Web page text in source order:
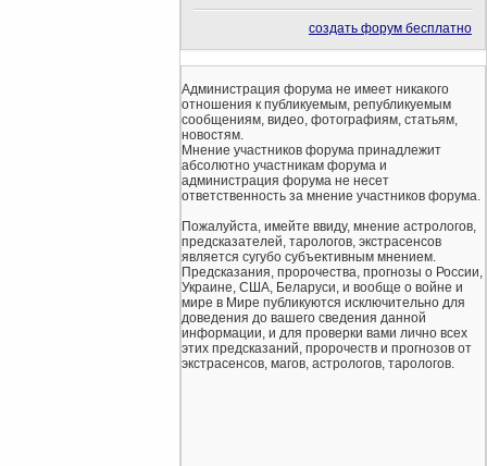
создать форум бесплатно
Администрация форума не имеет никакого
отношения к публикуемым, републикуемым
сообщениям, видео, фотографиям, статьям,
новостям.
Мнение участников форума принадлежит
абсолютно участникам форума и
администрация форума не несет
ответственность за мнение участников форума.
Пожалуйста, имейте ввиду, мнение астрологов,
предсказателей, тарологов, экстрасенсов
является сугубо субъективным мнением.
Предсказания, пророчества, прогнозы о России,
Украине, США, Беларуси, и вообще о войне и
мире в Мире публикуются исключительно для
доведения до вашего сведения данной
информации, и для проверки вами лично всех
этих предсказаний, пророчеств и прогнозов от
экстрасенсов, магов, астрологов, тарологов.